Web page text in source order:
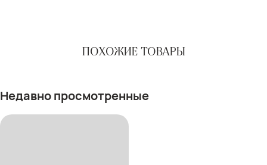
ПОХОЖИЕ ТОВАРЫ
Недавно просмотренные